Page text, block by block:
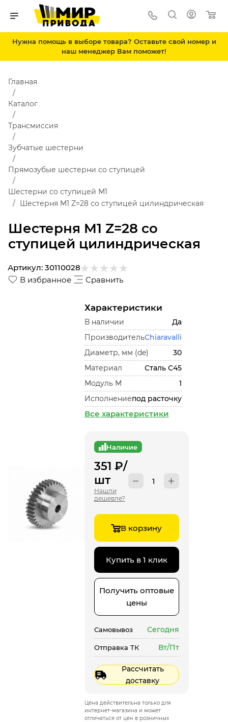
Нужна помощь в выборе товара? Оставьте свой номер и
наш менеджер Вам поможет!
Шестерня M1 Z=28 со
ступицей цилиндрическая
Главная
Каталог
Трансмиссия
Зубчатые шестерни
Прямозубые шестерни со ступицей
Шестерни со ступицей М1
Шестерня M1 Z=28 со ступицей цилиндрическая
В избранное Сравнить
Артикул: 30110028
Характеристики
В наличии
Да
ПроизводительChiaravalli
Диаметр, мм (de)
30
Материал
Сталь С45
Модуль М
1
Исполнениепод расточку
Все характеристики
Наличие
351 ₽/
шт
Нашли
дешевле?
В корзину
Купить в 1 клик
Получить оптовые
цены
Самовывоз Сегодня
Отправка ТК Вт/Пт
Рассчитать
доставку
Цена действительна только для
интернет-магазина и может
отличаться от цен в розничных